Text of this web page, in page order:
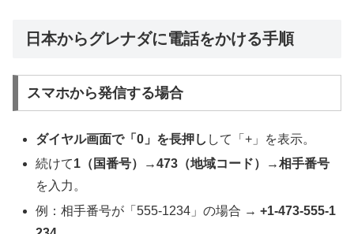
日本からグレナダに電話をかける手順
スマホから発信する場合
ダイヤル画面で「0」を長押し して「+」を表示。
続けて1（国番号）→473（地域コード）→相手番号
を入力。
例：相手番号が「555-1234」の場合 →+1-473-555-1